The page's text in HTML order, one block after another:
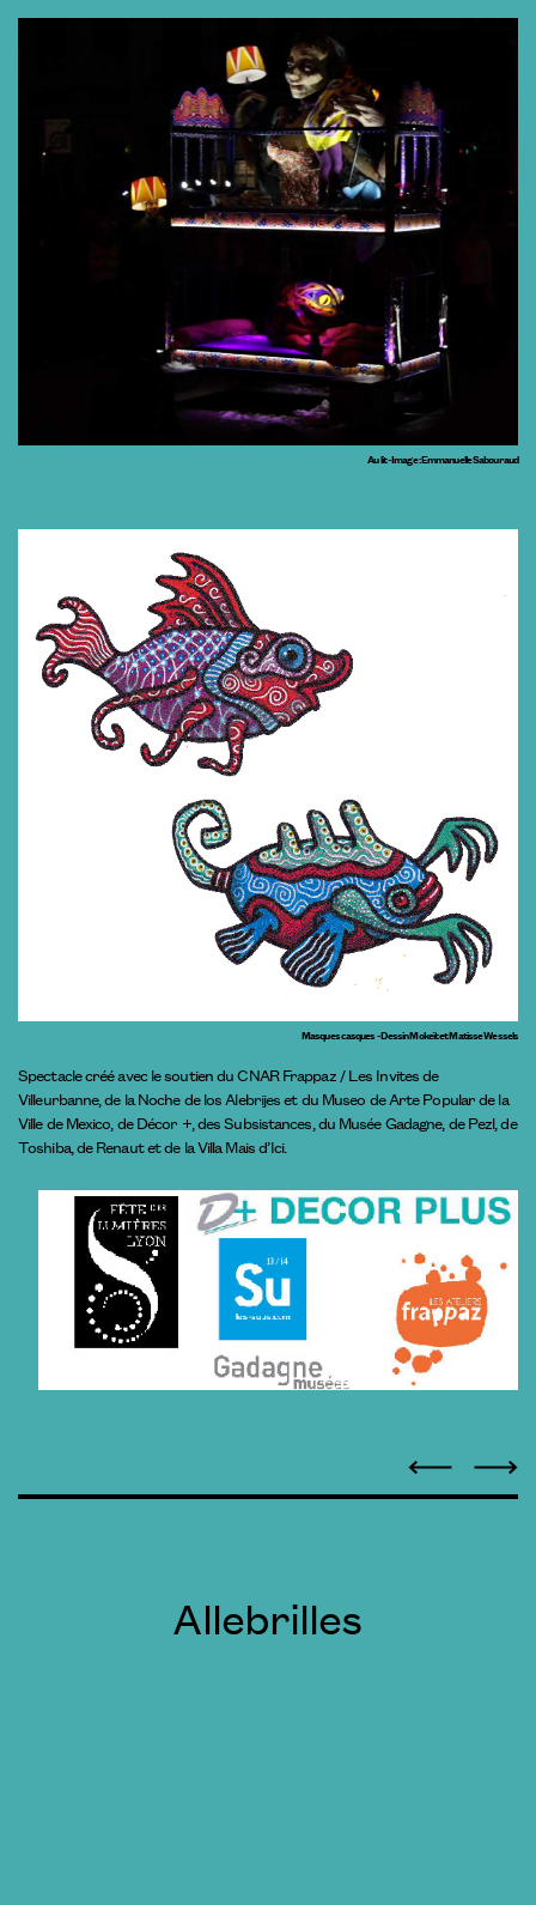
Au lit - Image : Emmanuelle Sabouraud
Masques casques - Dessin Mokeït et Matisse Wessels
Spectacle créé avec le soutien du CNAR Frappaz / Les Invites de
Villeurbanne, de la Noche de los Alebrijes et du Museo de Arte Popular de la
Ville de Mexico, de Décor +, des Subsistances, du Musée Gadagne, de Pezl, de
Toshiba, de Renaut et de la Villa Mais d’Ici.
Allebrilles